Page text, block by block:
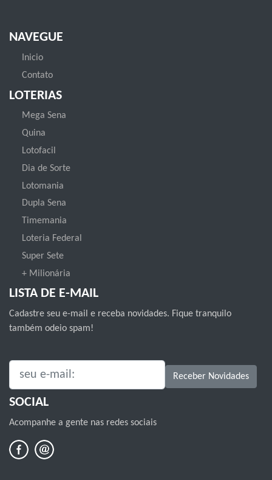
NAVEGUE
Inicio
Contato
LOTERIAS
Mega Sena
Quina
Lotofacil
Dia de Sorte
Lotomania
Dupla Sena
Timemania
Loteria Federal
Super Sete
+ Milionária
LISTA DE E-MAIL
Cadastre seu e-mail e receba novidades. Fique tranquilo
também odeio spam!
SEU E-MAIL: Receber Novidades
SOCIAL
Acompanhe a gente nas redes sociais